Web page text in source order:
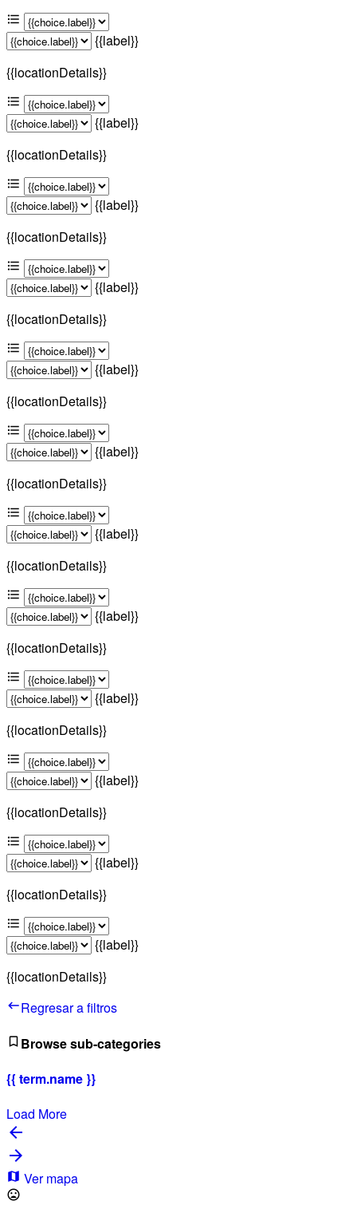
{{label}}
{{locationDetails}}
{{label}}
{{locationDetails}}
{{label}}
{{locationDetails}}
{{label}}
{{locationDetails}}
{{label}}
{{locationDetails}}
{{label}}
{{locationDetails}}
{{label}}
{{locationDetails}}
{{label}}
{{locationDetails}}
{{label}}
{{locationDetails}}
{{label}}
{{locationDetails}}
{{label}}
{{locationDetails}}
{{label}}
{{locationDetails}}
Regresar a filtros
Browse sub-categories
{{ term.name }}
Load More
Ver mapa